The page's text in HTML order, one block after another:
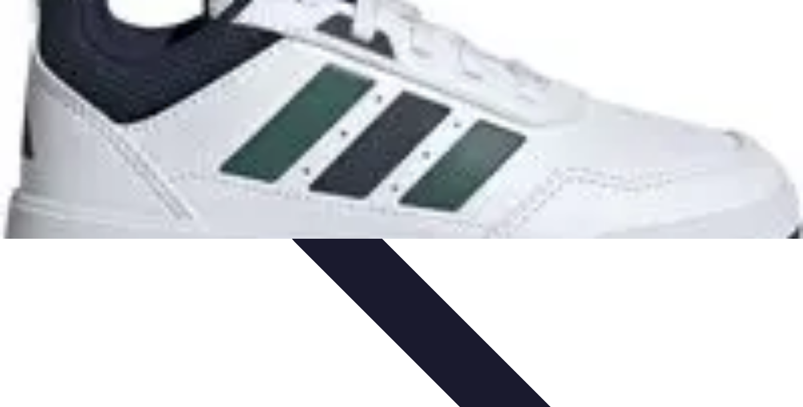
Aprende con Nosotros
Metodologías de Aprendizaje Técnicas de Aprendizaje Estrategias de Aprendizaje Aprendizaje Activo
Aprende con Nosotros